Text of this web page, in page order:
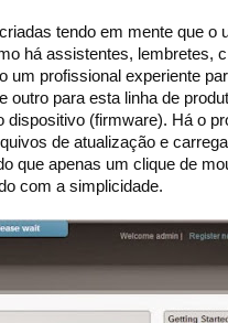
tendo em mente que o
há assistentes, lembretes,
profissional experiente
outro para esta linha de
dispositivo (firmware). Há o
de atualização e
que apenas um clique de
com a simplicidade.